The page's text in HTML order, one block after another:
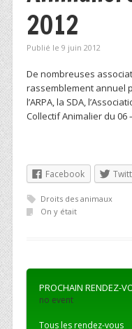
2012
Publié le 9 juin 2012
De nombreuses
rassemblement annuel
l’ARPA, la SDA,
Collectif Animalier du 06
Facebook
Droits des animaux
On y était
PROCHAIN RENDEZ-
no event
Tous les rendez-vous